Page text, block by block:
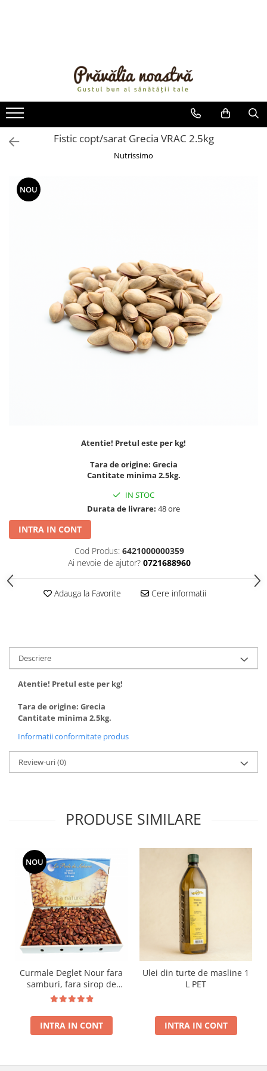
ULEIURI ȘI UNTURI
MĂSLINE
NUCI ȘI SEMINȚE
FRUCTE DESHIDRATATE
FRUCTE LA CONSERVĂ
OȚETURI ȘI SOSURI
CREME ȘI PASTE TARTINABILE
CONDIMENTE
CEAIURI GRECEȘTI
CIOCOLATĂ ȘI CACAO
REMEDII NATURISTE
Fistic copt/sarat Grecia VRAC 2.5kg
Nutrissimo
NOU
Atentie! Pretul este per kg!
Tara de origine: Grecia
Cantitate minima 2.5kg.
IN STOC
Durata de livrare: 48 ore
INTRA IN CONT
Cod Produs: 6421000000359
Ai nevoie de ajutor? 0721688960
Adauga la Favorite Cere informatii
Descriere
Atentie! Pretul este per kg!
Tara de origine: Grecia
Cantitate minima 2.5kg.
Informatii conformitate produs
Review-uri(0)
PRODUSE SIMILARE
NOU
Curmale Deglet Nour fara
samburi, fara sirop de
glucoza 5 kg VRAC
INTRA IN CONT
Ulei din turte de masline 1
L PET
INTRA IN CONT